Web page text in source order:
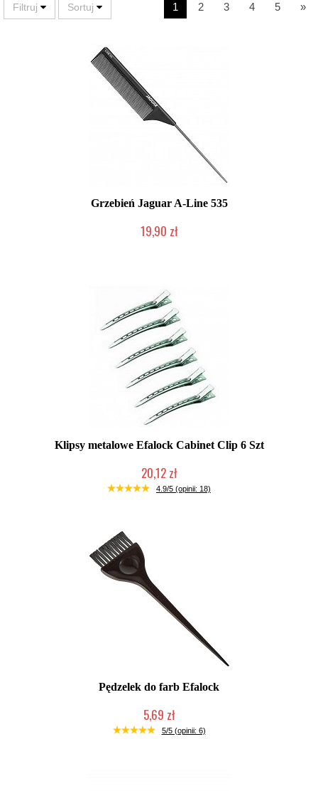
1 2 3 4 5 »
Grzebień Jaguar A-Line 535
19,90 zł
Klipsy metalowe Efalock Cabinet Clip 6 Szt
20,12 zł
Duża ilość (wysyłka w 24h)
4.9/5 (opinii: 18)
Pędzelek do farb Efalock
5,69 zł
Duża ilość (wysyłka w 24h)
5/5 (opinii: 6)